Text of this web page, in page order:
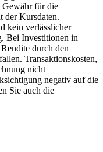
Gewähr für die
der Kursdaten.
kein verlässlicher
Bei Investitionen in
durch den
Transaktionskosten,
nicht
negativ auf die
Sie auch die